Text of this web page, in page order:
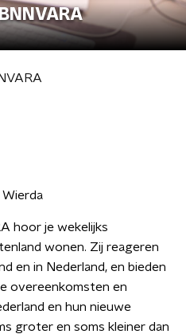
Wierda
hoor je wekelijks
wonen. Zij reageren
en in Nederland, en bieden
overeenkomsten en
en hun nieuwe
groter en soms kleiner dan